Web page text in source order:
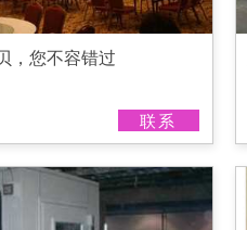
，您不容错过
联系